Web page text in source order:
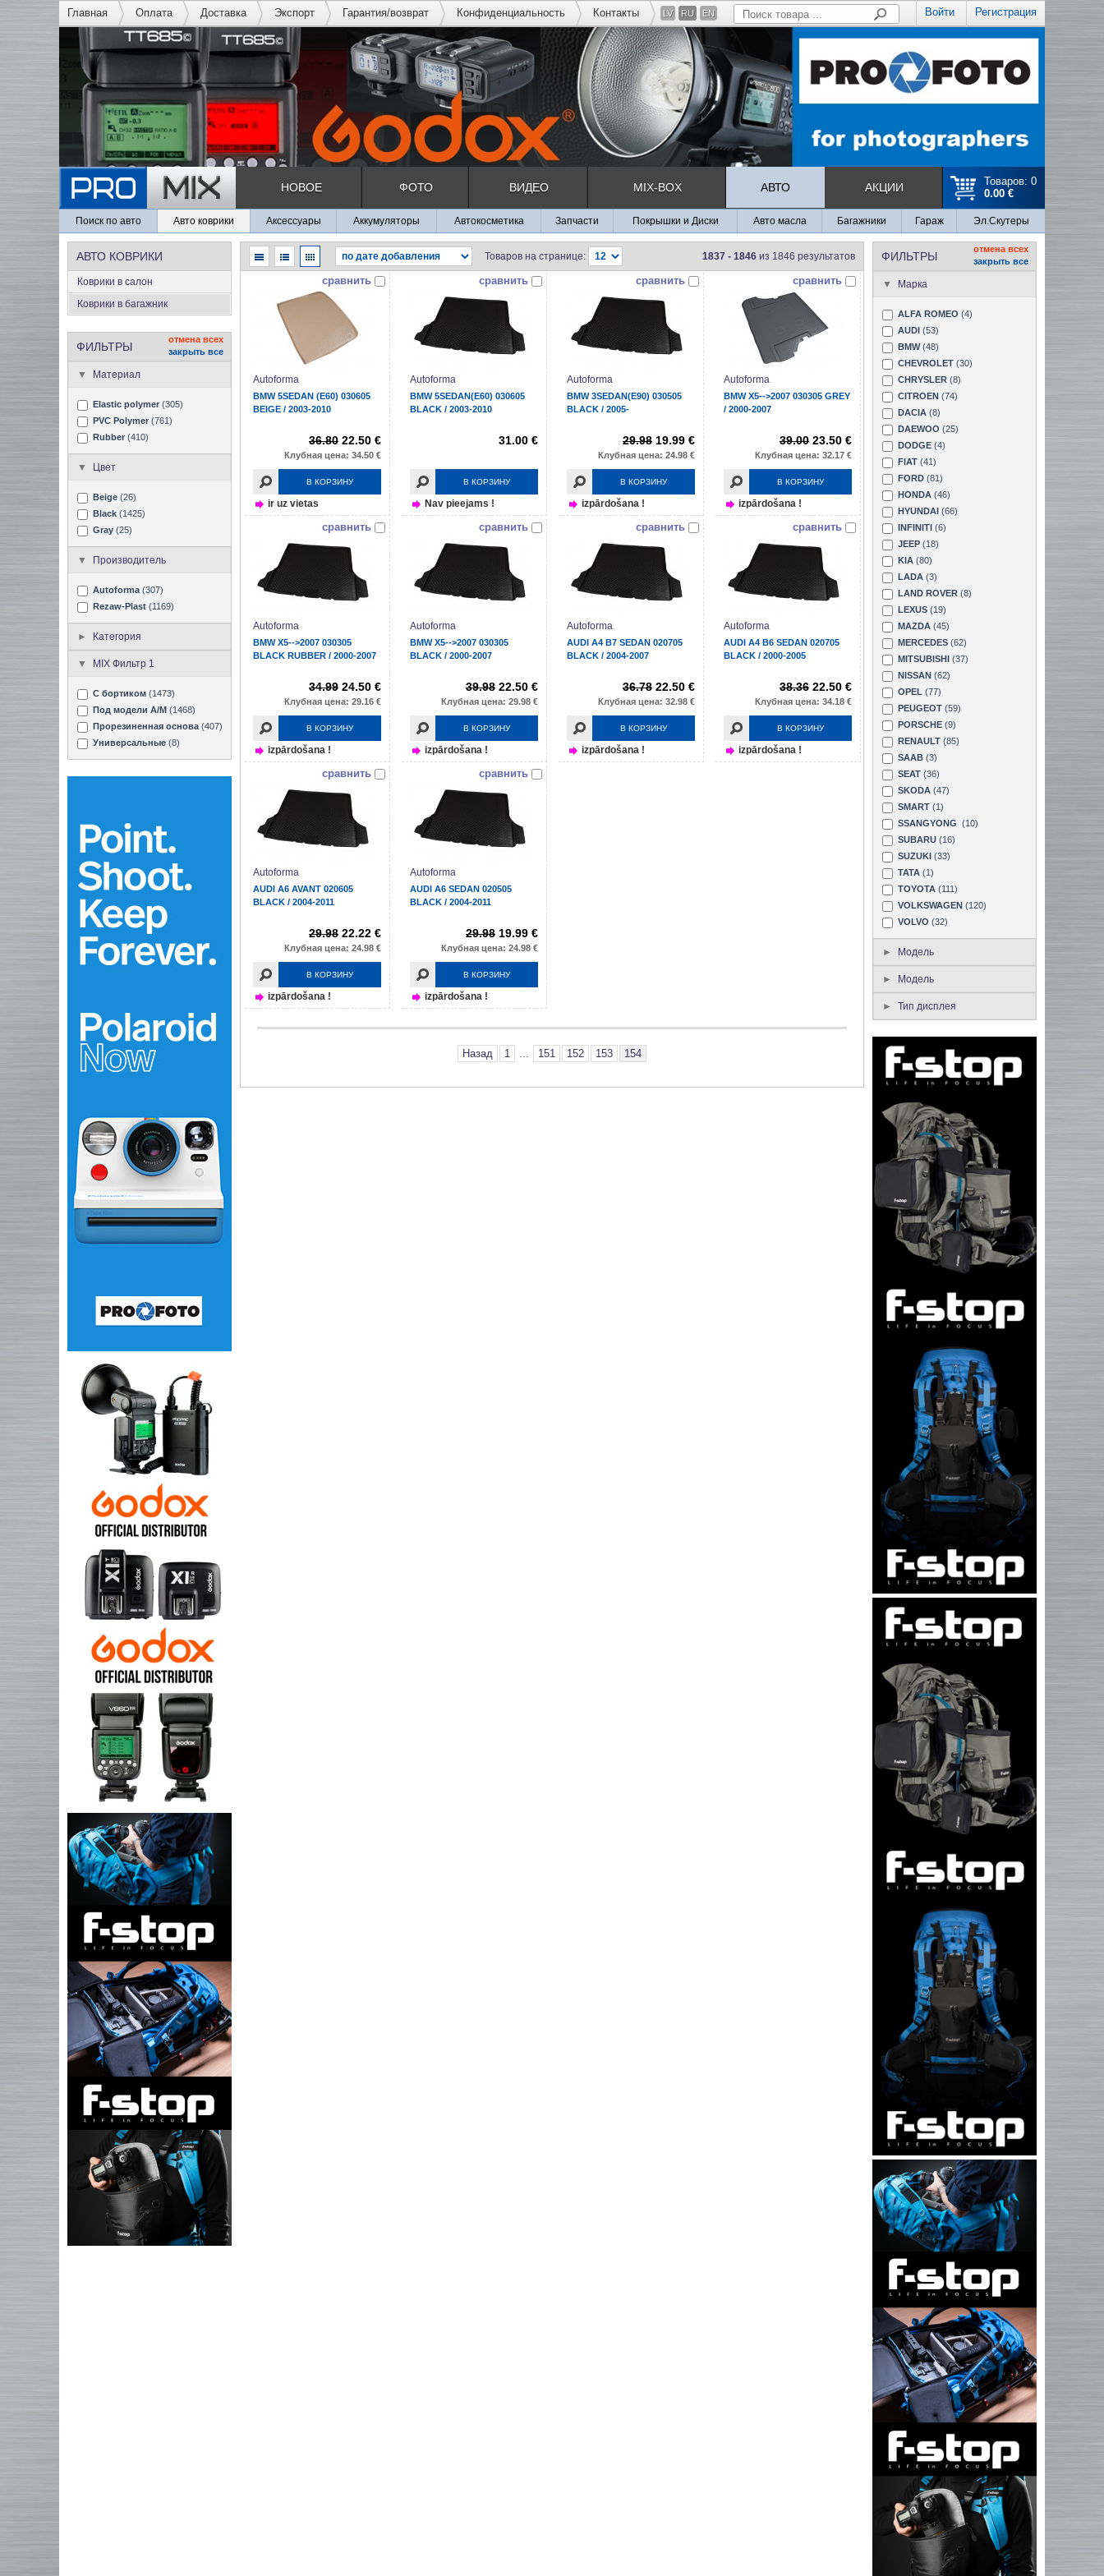
Главная Оплата Доставка Экспорт Гарантия/возврат Конфиденциальность Контакты Войти Регистрация
LV RU EN
Товаров: 0
0.00 €
НОВОЕ ФОТО ВИДЕО MIX-BOX АВТО АКЦИИ
Поиск по авто Авто коврики Аксессуары Аккумуляторы Автокосметика Запчасти Покрышки и Диски Авто масла Багажники Гараж Эл.Скутеры
АВТО КОВРИКИ
Коврики в салон
Коврики в багажник
ФИЛЬТРЫ
отмена всех
закрыть все
Материал
Elastic polymer (305)
PVC Polymer (761)
Rubber (410)
Цвет
Beige (26)
Black (1425)
Gray (25)
Производитель
Autoforma (307)
Rezaw-Plast (1169)
Категория
MIX Фильтр 1
С бортиком (1473)
Под модели А/М (1468)
Прорезиненная основа (407)
Универсальные (8)
ФИЛЬТРЫ
отмена всех
закрыть все
Марка
ALFA ROMEO (4)
AUDI (53)
BMW (48)
CHEVROLET (30)
CHRYSLER (8)
CITROEN (74)
DACIA (8)
DAEWOO (25)
DODGE (4)
FIAT (41)
FORD (81)
HONDA (46)
HYUNDAI (66)
INFINITI (6)
JEEP (18)
KIA (80)
LADA (3)
LAND ROVER (8)
LEXUS (19)
MAZDA (45)
MERCEDES (62)
MITSUBISHI (37)
NISSAN (62)
OPEL (77)
PEUGEOT (59)
PORSCHE (9)
RENAULT (85)
SAAB (3)
SEAT (36)
SKODA (47)
SMART (1)
SSANGYONG (10)
SUBARU (16)
SUZUKI (33)
TATA (1)
TOYOTA (111)
VOLKSWAGEN (120)
VOLVO (32)
Модель
Модель
Тип дисплея
Товаров на странице: 1837 - 1846 из 1846 результатов
сравнить
Autoforma
BMW 5SEDAN (E60) 030605
BEIGE / 2003-2010
36.80 22.50 €
Клубная цена: 34.50 €
В КОРЗИНУ
ir uz vietas
сравнить
Autoforma
BMW 5SEDAN(E60) 030605
BLACK / 2003-2010
31.00 €
В КОРЗИНУ
Nav pieejams !
сравнить
Autoforma
BMW 3SEDAN(E90) 030505
BLACK / 2005-
29.98 19.99 €
Клубная цена: 24.98 €
В КОРЗИНУ
izpārdošana !
сравнить
Autoforma
BMW X5-->2007 030305 GREY
/ 2000-2007
39.00 23.50 €
Клубная цена: 32.17 €
В КОРЗИНУ
izpārdošana !
сравнить
Autoforma
BMW X5-->2007 030305
BLACK RUBBER / 2000-2007
34.99 24.50 €
Клубная цена: 29.16 €
В КОРЗИНУ
izpārdošana !
сравнить
Autoforma
BMW X5-->2007 030305
BLACK / 2000-2007
39.98 22.50 €
Клубная цена: 29.98 €
В КОРЗИНУ
izpārdošana !
сравнить
Autoforma
AUDI A4 B7 SEDAN 020705
BLACK / 2004-2007
36.78 22.50 €
Клубная цена: 32.98 €
В КОРЗИНУ
izpārdošana !
сравнить
Autoforma
AUDI A4 B6 SEDAN 020705
BLACK / 2000-2005
38.36 22.50 €
Клубная цена: 34.18 €
В КОРЗИНУ
izpārdošana !
сравнить
Autoforma
AUDI A6 AVANT 020605
BLACK / 2004-2011
29.98 22.22 €
Клубная цена: 24.98 €
В КОРЗИНУ
izpārdošana !
сравнить
Autoforma
AUDI A6 SEDAN 020505
BLACK / 2004-2011
29.98 19.99 €
Клубная цена: 24.98 €
В КОРЗИНУ
izpārdošana !
Назад 1 151 152 153 154